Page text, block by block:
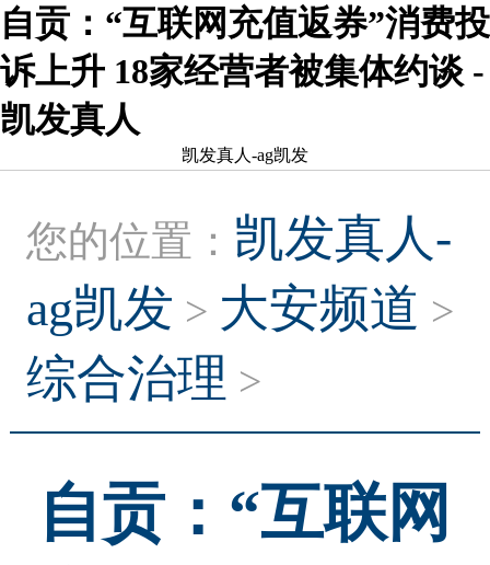
自贡：“互联网充值返券”消费投
诉上升 18家经营者被集体约谈 -
凯发真人
凯发真人-ag凯发
您的位置： 凯发真人-
ag凯发 > 大安频道 >
综合治理 >
自贡：“互联网